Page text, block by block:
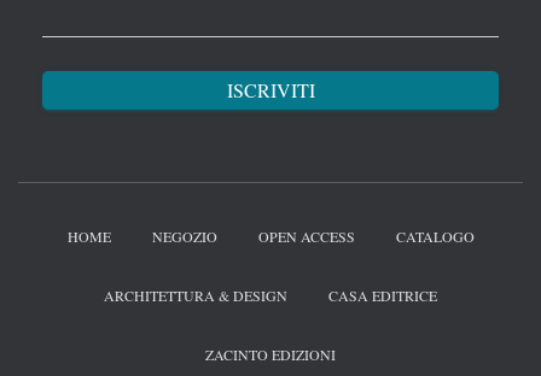
HOME NEGOZIO OPEN ACCESS CATALOGO
ARCHITETTURA & DESIGN CASA EDITRICE
ZACINTO EDIZIONI